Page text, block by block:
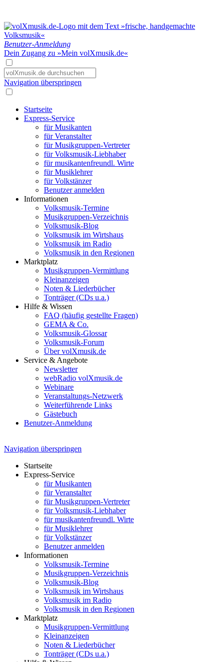
Benutzer-Anmeldung
Dein Zugang zu »Mein volXmusik.de«
Navigation überspringen
Startseite
Express-Service
für Musikanten
für Veranstalter
für Musikgruppen-Vertreter
für Volksmusik-Liebhaber
für musikantenfreundl. Wirte
für Musiklehrer
für Volkstänzer
Benutzer anmelden
Informationen
Volksmusik-Termine
Musikgruppen-Verzeichnis
Volksmusik-Blog
Volksmusik im Wirtshaus
Volksmusik im Radio
Volksmusik in den Regionen
Marktplatz
Musikgruppen-Vermittlung
Kleinanzeigen
Noten & Liederbücher
Tonträger (CDs u.a.)
Hilfe & Wissen
FAQ (häufig gestellte Fragen)
GEMA & Co.
Volksmusik-Glossar
Volksmusik-Forum
Über volXmusik.de
Service & Angebote
Newsletter
webRadio volXmusik.de
Webinare
Veranstaltungs-Netzwerk
Weiterführende Links
Gästebuch
Benutzer-Anmeldung
Navigation überspringen
Startseite
Express-Service
für Musikanten
für Veranstalter
für Musikgruppen-Vertreter
für Volksmusik-Liebhaber
für musikantenfreundl. Wirte
für Musiklehrer
für Volkstänzer
Benutzer anmelden
Informationen
Volksmusik-Termine
Musikgruppen-Verzeichnis
Volksmusik-Blog
Volksmusik im Wirtshaus
Volksmusik im Radio
Volksmusik in den Regionen
Marktplatz
Musikgruppen-Vermittlung
Kleinanzeigen
Noten & Liederbücher
Tonträger (CDs u.a.)